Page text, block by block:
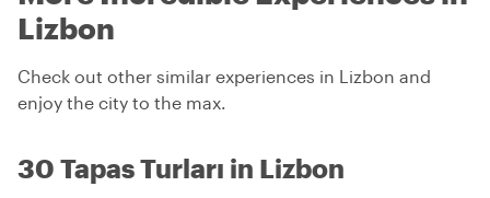
Lizbon
Check out other similar experiences in Lizbon and
enjoy the city to the max.
30 Tapas Turları in Lizbon